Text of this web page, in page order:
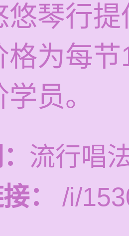
悠琴行
格为每
员。
流行唱
：
/i/